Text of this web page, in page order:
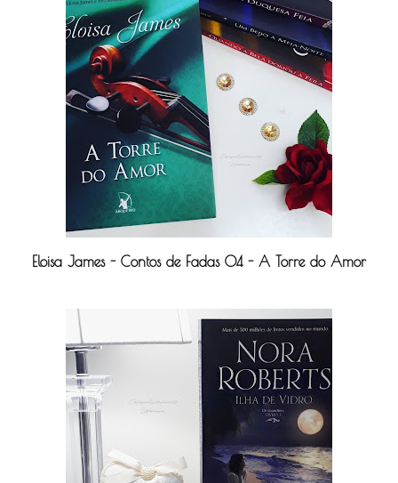
Eloisa James - Contos de Fadas 04 - A Torre do Amor